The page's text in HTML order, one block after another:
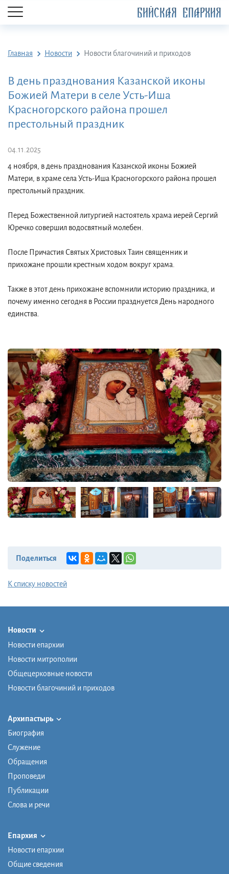
БИЙСКАЯ ЕПАРХИЯ
Главная Новости Новости благочиний и приходов
В день празднования Казанской иконы
Божией Матери в селе Усть-Иша
Красногорского района прошел
престольный праздник
04.11.2025
4 ноября, в день празднования Казанской иконы Божией
Матери, в храме села Усть-Иша Красногорского района прошел
престольный праздник.
Перед Божественной литургией настоятель храма иерей Сергий
Юречко совершил водосвятный молебен.
После Причастия Святых Христовых Таин священник и
прихожане прошли крестным ходом вокруг храма.
Также в этот день прихожане вспомнили историю праздника, и
почему именно сегодня в России празднуется День народного
единства.
Поделиться
К списку новостей
Новости
Новости епархии
Новости митрополии
Общецерковные новости
Новости благочиний и приходов
Архипастырь
Биография
Служение
Обращения
Проповеди
Публикации
Слова и речи
Епархия
Новости епархии
Общие сведения